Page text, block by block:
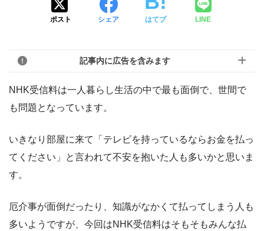
ポスト シェア はてブ LINE
記事内に広告を含みます
NHK受信料は一人暮らし生活の中で最も面倒で、世間で
も問題となっています。
いきなり部屋に来て「テレビを持っているならお金を払っ
てください」と言われて不安を抱いた人も多いかと思いま
す。
厄介事が面倒だったり、知識がなかくて払ってしまう人も
多いようですが、今回はNHK受信料はそもそもみんな払